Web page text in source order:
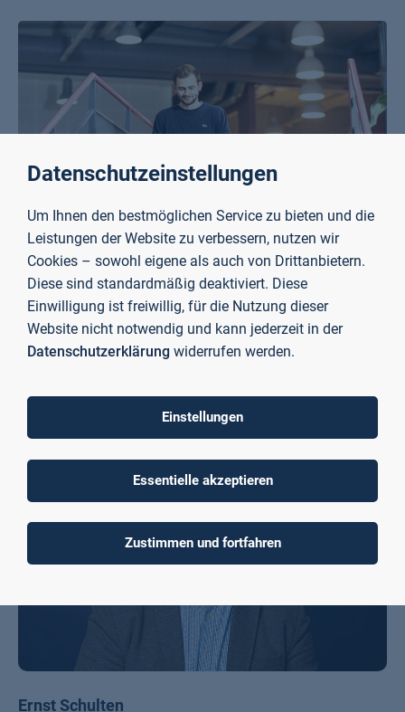
Erasmus+ Auslandspraktikum
Mehr erfahren
Ernst Schulten
Datenschutzeinstellungen
Um Ihnen den bestmöglichen Service zu bieten und die
Leistungen der Website zu verbessern, nutzen wir
Cookies – sowohl eigene als auch von Drittanbietern.
Diese sind standardmäßig deaktiviert. Diese
Einwilligung ist freiwillig, für die Nutzung dieser
Website nicht notwendig und kann jederzeit in der
Datenschutzerklärung widerrufen werden.
Einstellungen
Essentielle akzeptieren
Zustimmen und fortfahren